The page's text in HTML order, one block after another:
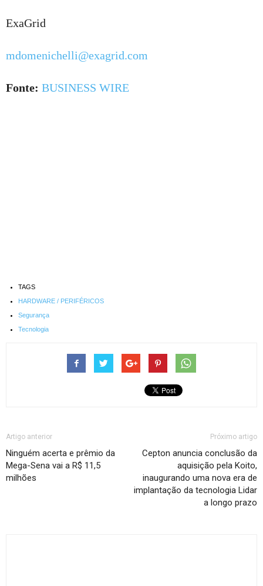
ExaGrid
mdomenichelli@exagrid.com
Fonte: BUSINESS WIRE
TAGS
HARDWARE / PERIFÉRICOS
Segurança
Tecnologia
Artigo anterior
Ninguém acerta e prêmio da
Mega-Sena vai a R$ 11,5
milhões
Próximo artigo
Cepton anuncia conclusão da
aquisição pela Koito,
inaugurando uma nova era de
implantação da tecnologia Lidar
a longo prazo